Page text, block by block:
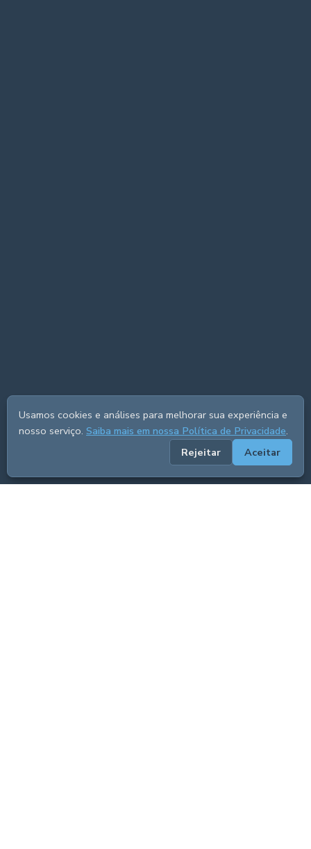
Usamos cookies e análises para melhorar sua experiência e
nosso serviço. Saiba mais em nossa Política de Privacidade.
Rejeitar
Aceitar